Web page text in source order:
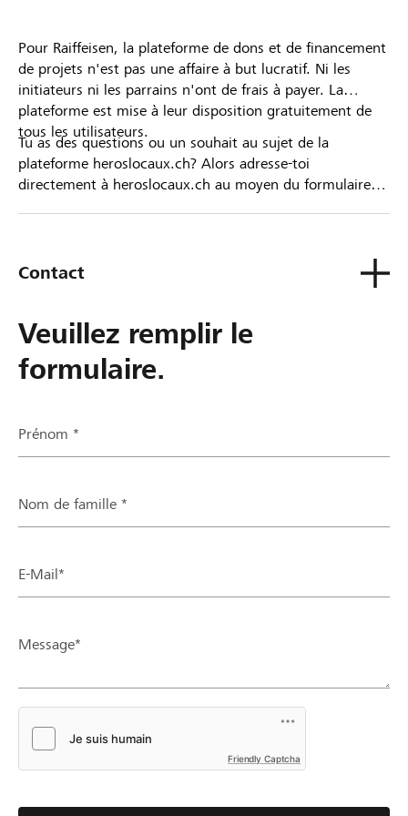
Pour Raiffeisen, la plateforme de dons et de financement
de projets n'est pas une affaire à but lucratif. Ni les
initiateurs ni les parrains n'ont de frais à payer. La
plateforme est mise à leur disposition gratuitement de
tous les utilisateurs.
Tu as des questions ou un souhait au sujet de la
plateforme heroslocaux.ch? Alors adresse-toi
directement à heroslocaux.ch au moyen du formulaire
Contact
Veuillez remplir le
formulaire.
Prénom *
Nom de famille *
E-Mail*
Message*
Friendly Captcha